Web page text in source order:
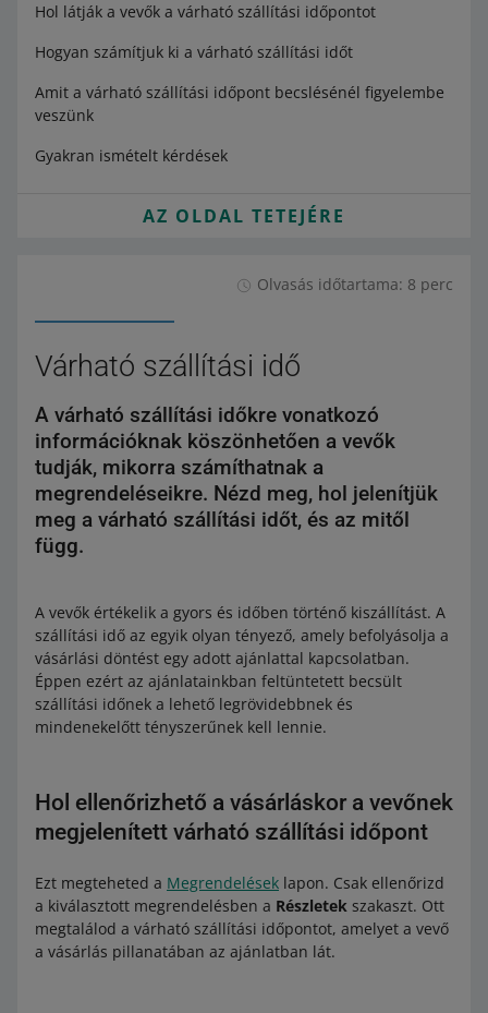
Hol látják a vevők a várható szállítási időpontot
Hogyan számítjuk ki a várható szállítási időt
Amit a várható szállítási időpont becslésénél figyelembe
veszünk
Gyakran ismételt kérdések
AZ OLDAL TETEJÉRE
Olvasás időtartama: 8 perc
Várható szállítási idő
A várható szállítási időkre vonatkozó
információknak köszönhetően a vevők
tudják, mikorra számíthatnak a
megrendeléseikre. Nézd meg, hol jelenítjük
meg a várható szállítási időt, és az mitől
függ.
A vevők értékelik a gyors és időben történő kiszállítást. A
szállítási idő az egyik olyan tényező, amely befolyásolja a
vásárlási döntést egy adott ajánlattal kapcsolatban.
Éppen ezért az ajánlatainkban feltüntetett becsült
szállítási időnek a lehető legrövidebbnek és
mindenekelőtt tényszerűnek kell lennie.
Hol ellenőrizhető a vásárláskor a vevőnek
megjelenített várható szállítási időpont
Ezt megteheted a Megrendelések lapon. Csak ellenőrizd
a kiválasztott megrendelésben a Részletek szakaszt. Ott
megtalálod a várható szállítási időpontot, amelyet a vevő
a vásárlás pillanatában az ajánlatban lát.